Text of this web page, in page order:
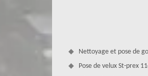
Nettoyage et pose de
Pose de velux St-prex